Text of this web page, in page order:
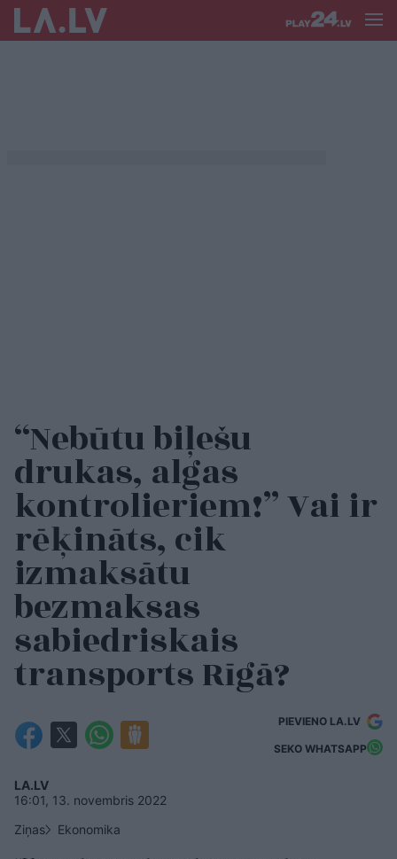
“Nebūtu biļešu
drukas, algas
kontrolieriem!” Vai ir
rēķināts, cik
izmaksātu
bezmaksas
sabiedriskais
transports Rīgā?
PIEVIENO LA.LV
SEKO WHATSAPP
LA.LV
16:01, 13. novembris 2022
Ziņas
Ekonomika